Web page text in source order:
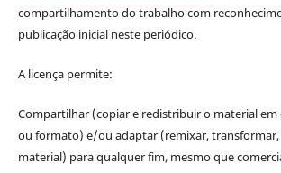
compartilhamento do trabalho com
publicação inicial neste periódico.
A licença permite:
Compartilhar (copiar e redistribuir o material
ou formato) e/ou adaptar (remixar, transformar,
material) para qualquer fim, mesmo que